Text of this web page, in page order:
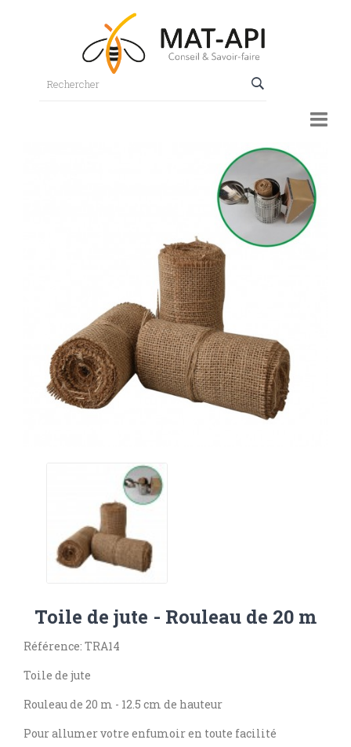
Toile de jute - Rouleau de 20 m
Référence: TRA14
Toile de jute
Rouleau de 20 m - 12.5 cm de hauteur
Pour allumer votre enfumoir en toute facilité